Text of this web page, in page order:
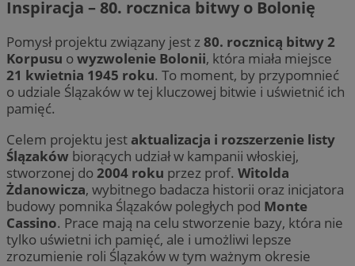
Inspiracja – 80. rocznica bitwy o Bolonię
Pomysł projektu związany jest z80. rocznicą bitwy 2
Korpusu owyzwolenie Bolonii, która miała miejsce
21 kwietnia 1945 roku. To moment, by przypomnieć
o udziale Ślązaków w tej kluczowej bitwie i uświetnić ich
pamięć.
Celem projektu jest aktualizacja i rozszerzenie listy
Ślązaków biorących udział w kampanii włoskiej,
stworzonej do2004 roku przez prof. Witolda
Żdanowicza, wybitnego badacza historii oraz inicjatora
budowy pomnika Ślązaków poległych pod Monte
Cassino. Prace mają na celu stworzenie bazy, która nie
tylko uświetni ich pamięć, ale i umożliwi lepsze
zrozumienie roli Ślązaków w tym ważnym okresie